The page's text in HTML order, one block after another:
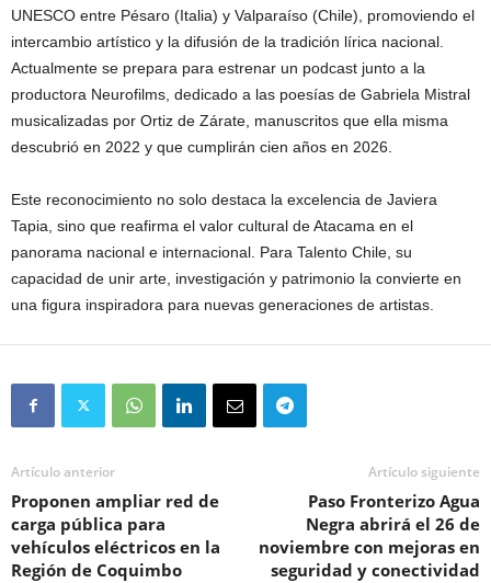
UNESCO entre Pésaro (Italia) y Valparaíso (Chile), promoviendo el
intercambio artístico y la difusión de la tradición lírica nacional.
Actualmente se prepara para estrenar un podcast junto a la
productora Neurofilms, dedicado a las poesías de Gabriela Mistral
musicalizadas por Ortiz de Zárate, manuscritos que ella misma
descubrió en 2022 y que cumplirán cien años en 2026.
Este reconocimiento no solo destaca la excelencia de Javiera
Tapia, sino que reafirma el valor cultural de Atacama en el
panorama nacional e internacional. Para Talento Chile, su
capacidad de unir arte, investigación y patrimonio la convierte en
una figura inspiradora para nuevas generaciones de artistas.
Artículo anterior
Proponen ampliar red de
carga pública para
vehículos eléctricos en la
Región de Coquimbo
Artículo siguiente
Paso Fronterizo Agua
Negra abrirá el 26 de
noviembre con mejoras en
seguridad y conectividad